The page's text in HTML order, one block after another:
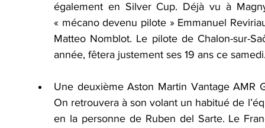
également en Silver Cup. Déjà vu à
« mécano devenu pilote » Emmanuel
Matteo Nomblot. Le pilote de Chalon-sur-
année, fêtera justement ses 19 ans ce
Une deuxième Aston Martin Vantage AMR
On retrouvera à son volant un habitué de
en la personne de Ruben del Sarte. Le